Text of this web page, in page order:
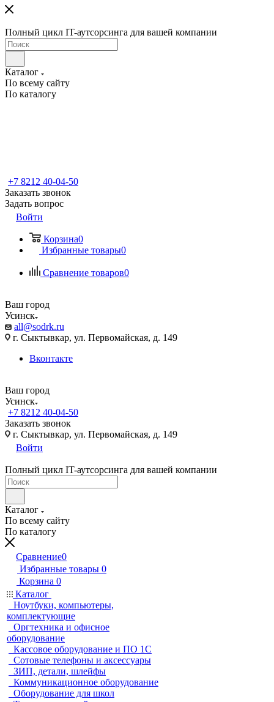
Полный цикл IT-аутсорсинга для вашей компании
Каталог
По всему сайту
По каталогу
+7 8212 40-04-50
Заказать звонок
Задать вопрос
Войти
Корзина0
Избранные товары0
Сравнение товаров0
Ваш город
Усинск
all@sodrk.ru
г. Сыктывкар, ул. Первомайская, д. 149
Вконтакте
Ваш город
Усинск
+7 8212 40-04-50
Заказать звонок
г. Сыктывкар, ул. Первомайская, д. 149
Войти
Полный цикл IT-аутсорсинга для вашей компании
Каталог
По всему сайту
По каталогу
Сравнение0
Избранные товары 0
Корзина 0
Каталог
Ноутбуки, компьютеры,
комплектующие
Оргтехника и офисное
оборудование
Кассовое оборудование и ПО 1С
Сотовые телефоны и аксессуары
ЗИП, детали, шлейфы
Коммуникационное оборудование
Оборудование для школ